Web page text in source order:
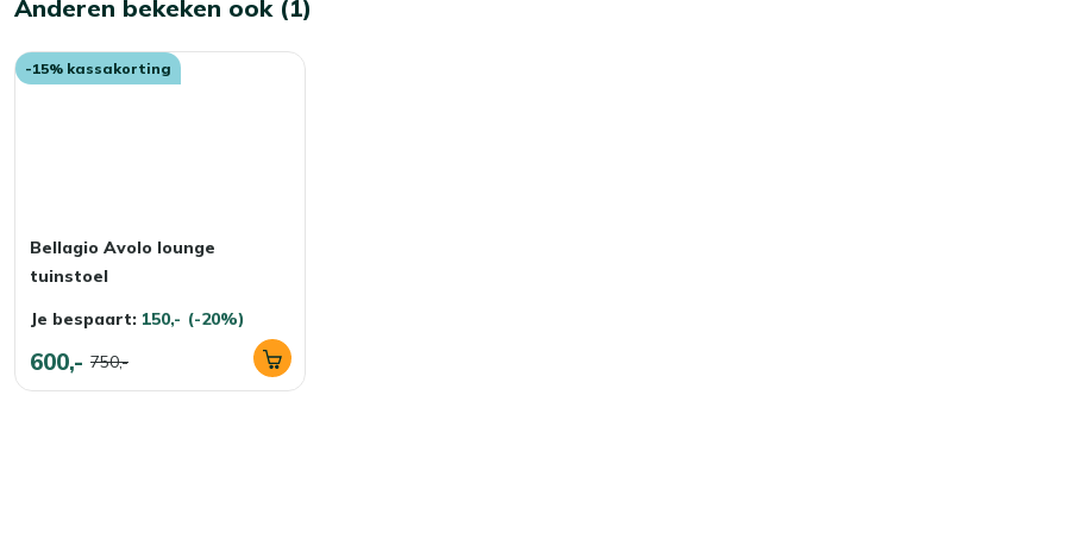
Anderen bekeken ook (1)
-15% kassakorting
Bellagio Avolo lounge
tuinstoel
Je bespaart: 150,- (-20%)
600,- 750,-